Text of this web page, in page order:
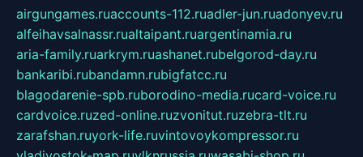
airgungames.ruaccounts-112.ruadler-jun.ruadonyev.ru
alfeihavsalnassr.rualtaipant.ruargentinamia.ru
aria-family.ruarkrym.ruashanet.rubelgorod-day.ru
bankaribi.rubandamn.rubigfatcc.ru
blagodarenie-spb.ruborodino-media.rucard-voice.ru
cardvoice.ruzed-online.ruzvonitut.ruzebra-tlt.ru
zarafshan.ruyork-life.ruvintovoykompressor.ru